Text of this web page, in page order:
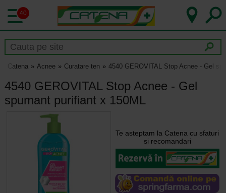
40
Catena Acnee Curatare ten 4540 GEROVITAL Stop Acnee - Gel
4540 GEROVITAL Stop Acnee - Gel
spumant purifiant x 150ML
Te asteptam la Catena cu sfaturi
si recomandari